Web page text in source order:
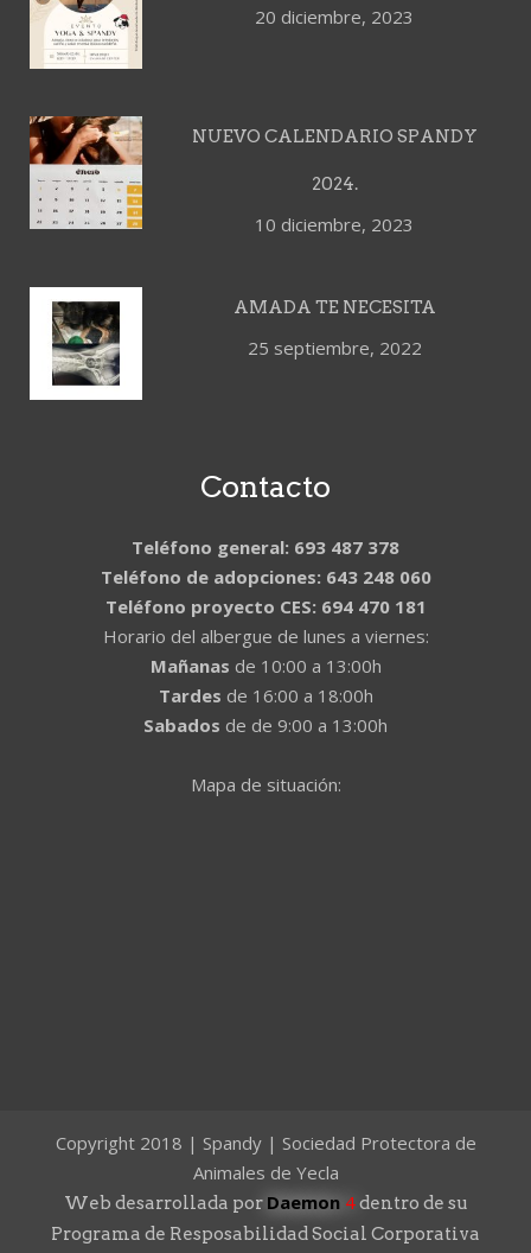
20 diciembre, 2023
NUEVO CALENDARIO SPANDY
2024.
10 diciembre, 2023
AMADA TE NECESITA
25 septiembre, 2022
Contacto
Teléfono general: 693 487 378
Teléfono de adopciones: 643 248 060
Teléfono proyecto CES: 694 470 181
Horario del albergue de lunes a viernes:
Mañanas de 10:00 a 13:00h
Tardes de 16:00 a 18:00h
Sabados de de 9:00 a 13:00h
Mapa de situación:
Copyright 2018 | Spandy | Sociedad Protectora de
Animales de Yecla
Web desarrollada por Daemon 4dentro de su
Programa de Resposabilidad Social Corporativa